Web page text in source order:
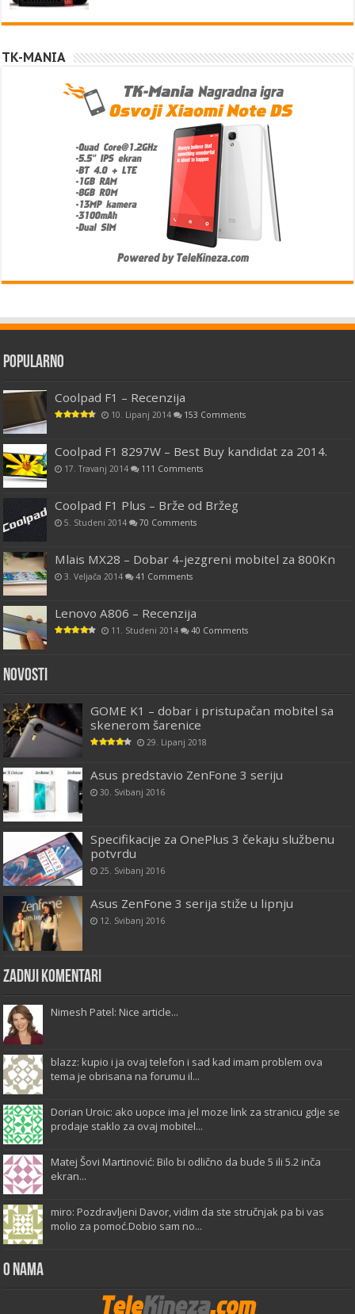
TK-MANIA
Popularno
Coolpad F1 – Recenzija
10. Lipanj 2014 153 Comments
Coolpad F1 8297W – Best Buy kandidat za 2014.
17. Travanj 2014 111 Comments
Coolpad F1 Plus – Brže od Bržeg
5. Studeni 2014 70 Comments
Mlais MX28 – Dobar 4-jezgreni mobitel za 800Kn
3. Veljača 2014 41 Comments
Lenovo A806 – Recenzija
11. Studeni 2014 40 Comments
Novosti
GOME K1 – dobar i pristupačan mobitel sa
skenerom šarenice
29. Lipanj 2018
Asus predstavio ZenFone 3 seriju
30. Svibanj 2016
Specifikacije za OnePlus 3 čekaju službenu
potvrdu
25. Svibanj 2016
Asus ZenFone 3 serija stiže u lipnju
12. Svibanj 2016
Zadnji komentari
Nimesh Patel: Nice article...
blazz: kupio i ja ovaj telefon i sad kad imam problem ova
tema je obrisana na forumu il...
Dorian Uroic: ako uopce ima jel moze link za stranicu gdje se
prodaje staklo za ovaj mobitel...
Matej Šovi Martinović: Bilo bi odlično da bude 5 ili 5.2 inča
ekran...
miro: Pozdravljeni Davor, vidim da ste stručnjak pa bi vas
molio za pomoć.Dobio sam no...
O Nama